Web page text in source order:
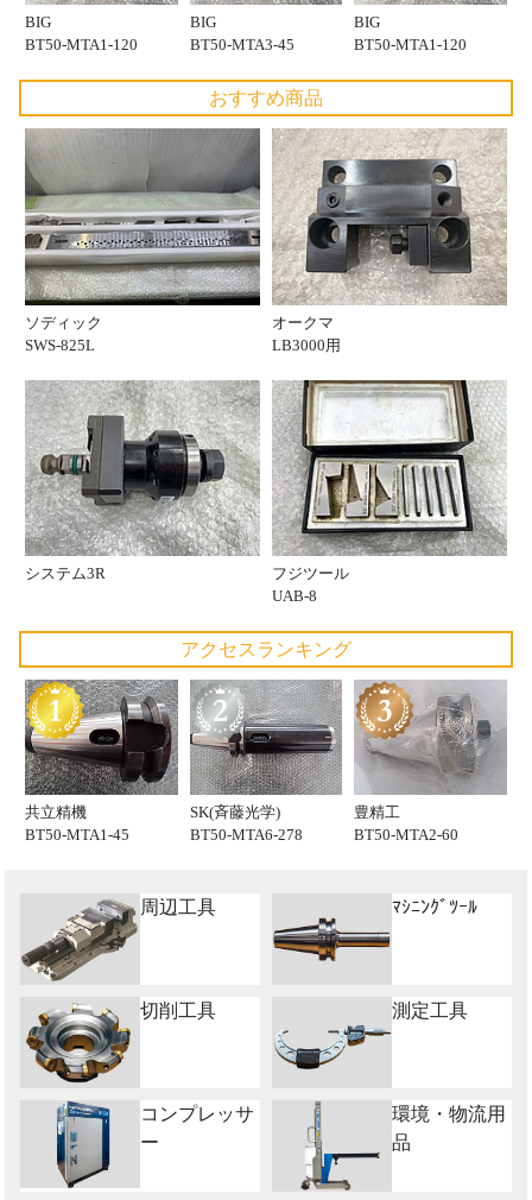
BIG
BT50-MTA1-120
BIG
BT50-MTA3-45
BIG
BT50-MTA1-120
おすすめ商品
ソディック
SWS-825L
オークマ
LB3000用
システム3R
フジツール
UAB-8
アクセスランキング
共立精機
BT50-MTA1-45
SK(斉藤光学)
BT50-MTA6-278
豊精工
BT50-MTA2-60
周辺工具 ﾏｼﾆﾝｸﾞﾂｰﾙ
切削工具 測定工具
コンプレッサ
ー
環境・物流用
品